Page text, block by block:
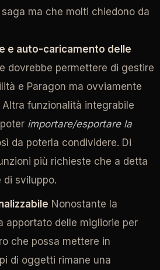
ma che molti chiedono da
e auto-caricamento delle
dovrebbe permettere di gestire
e Paragon ma ovviamente
funzionalità integrabile
importare/esportare la
da poterla condividere. Di
più richieste che a detta
di sviluppo.
Nonostante la
apportato delle migliorie per
che possa mettere in
di oggetti rimane una